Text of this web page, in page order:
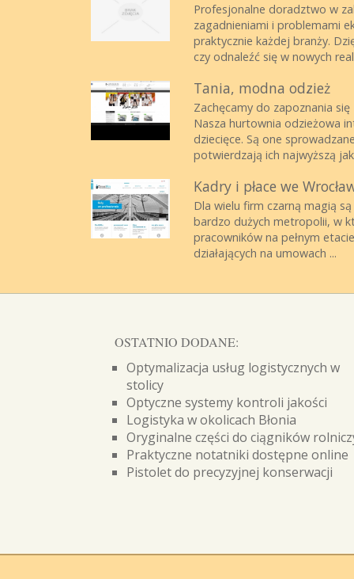
Profesjonalne doradztwo w
zagadnieniami i problemami
praktycznie każdej branży.
czy odnaleźć się w nowych
Tania, modna odzież
Zachęcamy do zapoznania
Nasza hurtownia odzieżowa
dziecięce. Są one
potwierdzają ich najwyższą
Kadry i płace we
Dla wielu firm czarną magią
bardzo dużych metropolii, w
pracowników na pełnym
działających na umowach ...
OSTATNIO DODANE:
Optymalizacja usług logistycznych w
stolicy
Optyczne systemy kontroli jakości
Logistyka w okolicach Błonia
Oryginalne części do ciągników
Praktyczne notatniki dostępne online
Pistolet do precyzyjnej konserwacji